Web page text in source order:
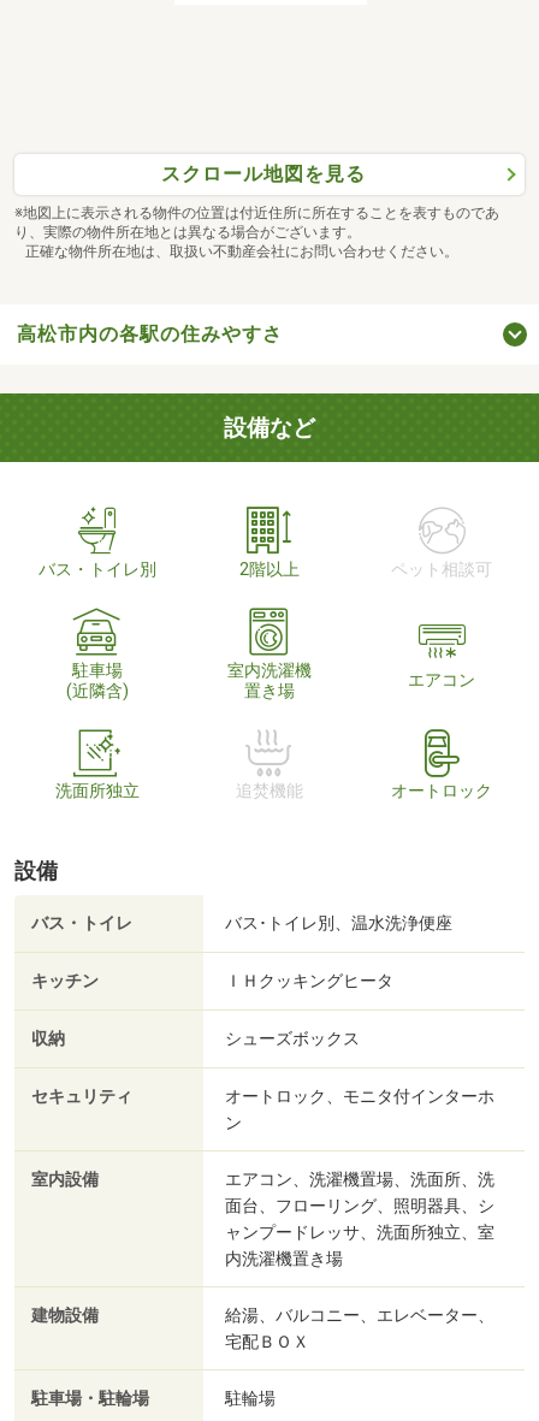
スクロール地図を見る
※地図上に表示される物件の位置は付近住所に所在することを表すものであ
り、実際の物件所在地とは異なる場合がございます。
正確な物件所在地は、取扱い不動産会社にお問い合わせください。
高松市内の各駅の住みやすさ
設備など
バス・トイレ別 2階以上 ペット相談可
駐車場
(近隣含)
室内洗濯機
置き場
エアコン
洗面所独立 追焚機能 オートロック
設備
バス・トイレ バス･トイレ別、温水洗浄便座
キッチン ＩＨクッキングヒータ
収納 シューズボックス
セキュリティ
オートロック、モニタ付インターホ
ン
室内設備
エアコン、洗濯機置場、洗面所、洗
面台、フローリング、照明器具、シ
ャンプードレッサ、洗面所独立、室
内洗濯機置き場
建物設備
給湯、バルコニー、エレベーター、
宅配ＢＯＸ
駐車場・駐輪場 駐輪場